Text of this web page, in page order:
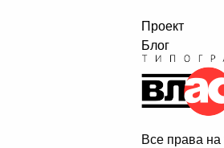
Проект
Блог
Все права